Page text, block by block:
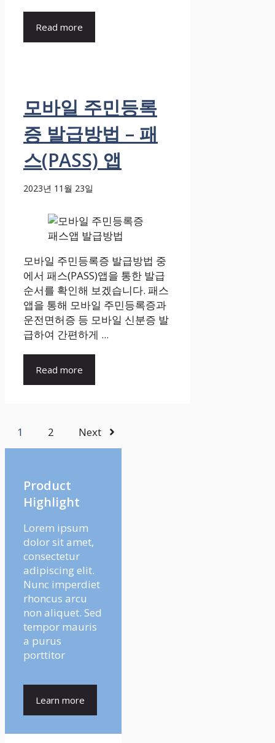
Read more
모바일 주민등록
증 발급방법 – 패
스(PASS) 앱
2023년 11월 23일
모바일 주민등록증 발급방법 중
에서 패스(PASS)앱을 통한 발급
순서를 확인해 보겠습니다. 패스
앱을 통해 모바일 주민등록증과
운전면허증 등 모바일 신분증 발
급하여 간편하게 ...
Read more
1 2 Next
Product
Highlight
Lorem ipsum
dolor sit amet,
consectetur
adipiscing elit.
Nunc imperdiet
rhoncus arcu
non aliquet. Sed
tempor mauris
a purus
porttitor
Learn more